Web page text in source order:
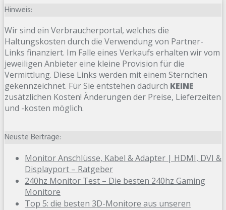
Hinweis:
Wir sind ein Verbraucherportal, welches die
Haltungskosten durch die Verwendung von Partner-
Links finanziert. Im Falle eines Verkaufs erhalten wir vom
jeweiligen Anbieter eine kleine Provision für die
Vermittlung. Diese Links werden mit einem Sternchen
gekennzeichnet. Für Sie entstehen dadurch KEINE
zusätzlichen Kosten! Änderungen der Preise, Lieferzeiten
und -kosten möglich.
Neuste Beiträge:
Monitor Anschlüsse, Kabel & Adapter | HDMI, DVI &
Displayport – Ratgeber
240hz Monitor Test – Die besten 240hz Gaming
Monitore
Top 5: die besten 3D-Monitore aus unseren